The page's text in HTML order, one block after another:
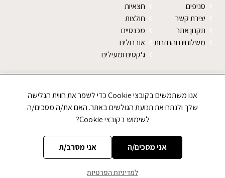
סניפים
יצירת קשר
תקנון אתר
משלוחים והחזרות
חצאיות
חולצות
מכנסיים
אוברולים
ג'קטים ומעילים
SALE
טייצים
נעליים
אנו משתמשים בקובצי Cookie כדי לשפר את חווית הגלישה
שלך ולנתח את תנועת הגולשים באתר. האם את/ה מסכים/ה
לשימוש בקובצי Cookie?
אני מסכים/ה אני מסרב/ת
למדיניות הפרטיות